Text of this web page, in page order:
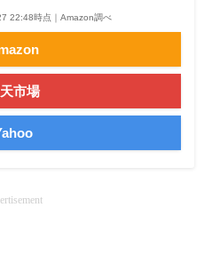
22:48時点｜Amazon調べ
市場